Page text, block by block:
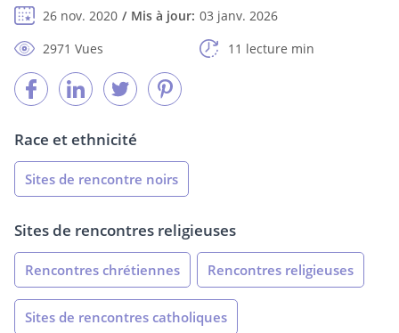
26 nov. 2020 Mis à jour: 03 janv. 2026
2971 Vues
11 lecture min
Race et ethnicité
Sites de rencontre noirs
Sites de rencontres religieuses
Rencontres chrétiennes Rencontres religieuses
Sites de rencontres catholiques